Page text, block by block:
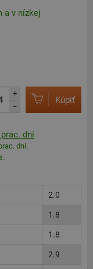
a v nízkej
+
–
Kúpiť
dní
dní.
2.0
1.8
1.8
2.9